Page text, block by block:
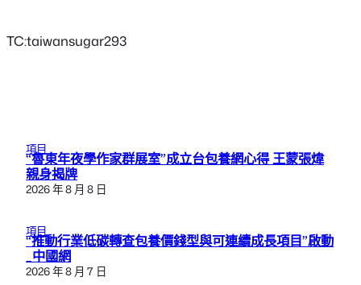
TC:taiwansugar293
項目
“魯東年夜學作家群展室”成立台包養網心得 王蒙張煒
親身揭牌
2026 年 8 月 8 日
項目
“推動行業低碳轉查包養價錢型與可連續成長項目”啟動
_中國網
2026 年 8 月 7 日